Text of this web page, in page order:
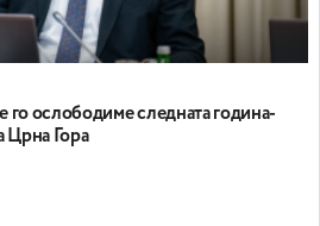
го ослободиме следната година-
Црна Гора